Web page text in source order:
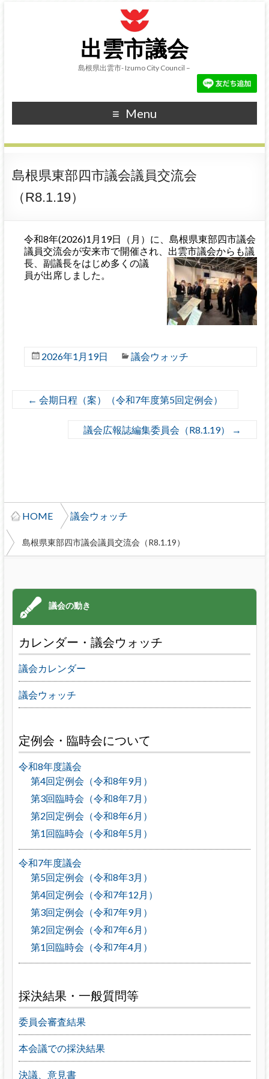
出雲市議会
島根県出雲市- Izumo City Council –
Menu
島根県東部四市議会議員交流会
（R8.1.19）
令和8年(2026)1月19日（月）に、島根県東部四市議会
議員交流会が安来市で開催され、 出雲市議会からも議
長、副議長をはじめ多くの議
員が出席しました。
2026年1月19日 議会ウォッチ
← 会期日程（案）（令和7年度第5回定例会）
議会広報誌編集委員会（R8.1.19） →
HOME 議会ウォッチ
島根県東部四市議会議員交流会（R8.1.19）
カレンダー・議会ウォッチ
議会カレンダー
議会ウォッチ
定例会・臨時会について
令和8年度議会
第4回定例会（令和8年9月）
第3回臨時会（令和8年7月）
第2回定例会（令和8年6月）
第1回臨時会（令和8年5月）
令和7年度議会
第5回定例会（令和8年3月）
第4回定例会（令和7年12月）
第3回定例会（令和7年9月）
第2回定例会（令和7年6月）
第1回臨時会（令和7年4月）
採決結果・一般質問等
委員会審査結果
本会議での採決結果
決議、意見書